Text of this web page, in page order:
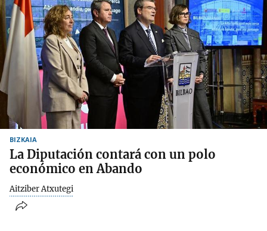
BIZKAIA
La Diputación contará con un polo
económico en Abando
Aitziber Atxutegi